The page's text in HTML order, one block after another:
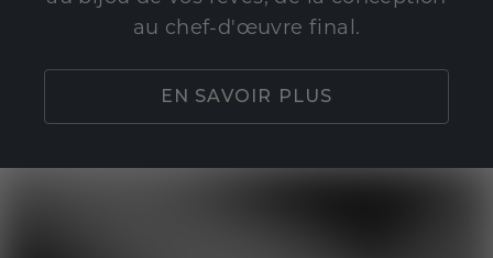
au chef-d'œuvre final.
EN SAVOIR PLUS